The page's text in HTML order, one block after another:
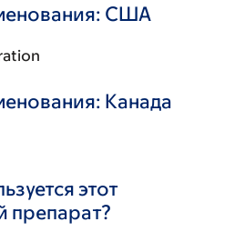
США
Канада
этот
препарат?